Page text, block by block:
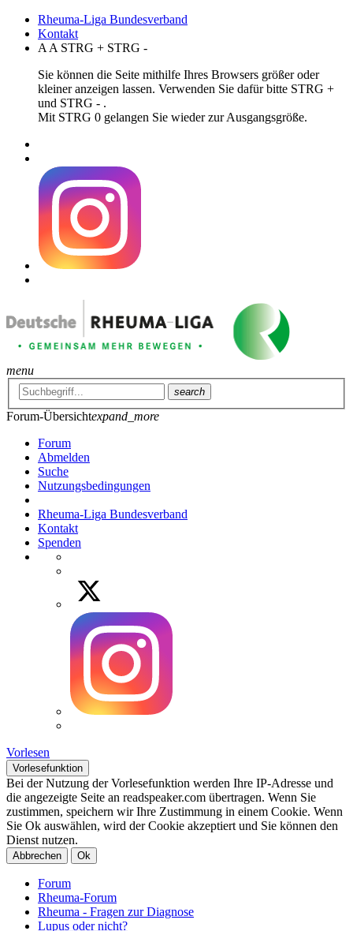
Rheuma-Liga Bundesverband
Kontakt
A A STRG + STRG -
Sie können die Seite mithilfe Ihres Browsers größer oder
kleiner anzeigen lassen. Verwenden Sie dafür bitte STRG +
und STRG - .
Mit STRG 0 gelangen Sie wieder zur Ausgangsgröße.
menu
search
Forum-Übersichtexpand_more
Forum
Abmelden
Suche
Nutzungsbedingungen
Rheuma-Liga Bundesverband
Kontakt
Spenden
Vorlesen
Vorlesefunktion
Bei der Nutzung der Vorlesefunktion werden Ihre IP-Adresse und
die angezeigte Seite an readspeaker.com übertragen. Wenn Sie
zustimmen, speichern wir Ihre Zustimmung in einem Cookie. Wenn
Sie Ok auswählen, wird der Cookie akzeptiert und Sie können den
Dienst nutzen.
Abbrechen Ok
Forum
Rheuma-Forum
Rheuma - Fragen zur Diagnose
Lupus oder nicht?